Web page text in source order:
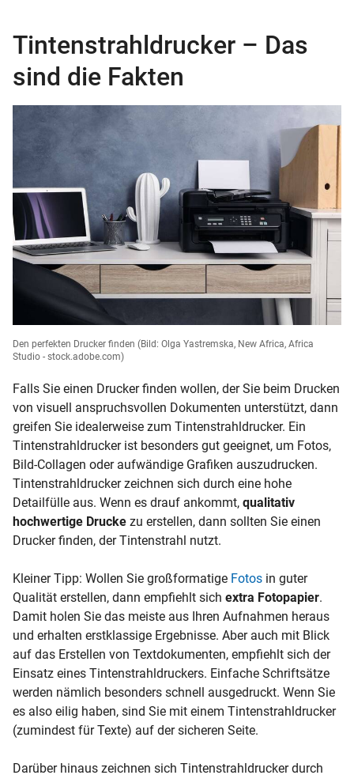
Tintenstrahldrucker – Das
sind die Fakten
Den perfekten Drucker finden (Bild: Olga Yastremska, New Africa, Africa
Studio - stock.adobe.com)
Falls Sie einen Drucker finden wollen, der Sie beim Drucken
von visuell anspruchsvollen Dokumenten unterstützt, dann
greifen Sie idealerweise zum Tintenstrahldrucker. Ein
Tintenstrahldrucker ist besonders gut geeignet, um Fotos,
Bild-Collagen oder aufwändige Grafiken auszudrucken.
Tintenstrahldrucker zeichnen sich durch eine hohe
Detailfülle aus. Wenn es drauf ankommt, qualitativ
hochwertige Drucke zu erstellen, dann sollten Sie einen
Drucker finden, der Tintenstrahl nutzt.
Kleiner Tipp: Wollen Sie großformatige Fotos in guter
Qualität erstellen, dann empfiehlt sich extra Fotopapier.
Damit holen Sie das meiste aus Ihren Aufnahmen heraus
und erhalten erstklassige Ergebnisse. Aber auch mit Blick
auf das Erstellen von Textdokumenten, empfiehlt sich der
Einsatz eines Tintenstrahldruckers. Einfache Schriftsätze
werden nämlich besonders schnell ausgedruckt. Wenn Sie
es also eilig haben, sind Sie mit einem Tintenstrahldrucker
(zumindest für Texte) auf der sicheren Seite.
Darüber hinaus zeichnen sich Tintenstrahldrucker durch